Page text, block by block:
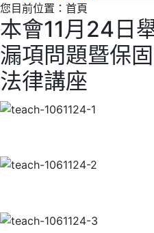
您目前位置： 首頁
本會11月24日
漏項問題暨保
法律講座